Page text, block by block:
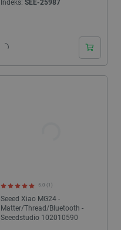
Indeks: SEE-25987
Seeed Xiao MG24 -
Matter/Thread/Bluetooth -
Seeedstudio 102010590
5.0 (1)